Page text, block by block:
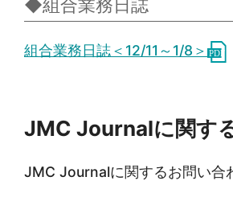
◆組合業務日誌
組合業務日誌＜12/11～1/8＞
JMC Journalに関す
JMC Journalに関するお問い合